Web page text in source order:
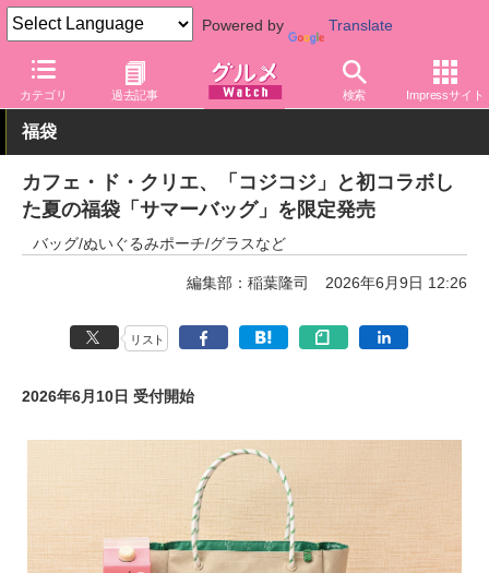
Powered by Translate
カテゴリ 過去記事 検索 Impressサイト
グルメ Watch 店舗 カフェ
福袋
カフェ・ド・クリエ、「コジコジ」と初コラボし
た夏の福袋「サマーバッグ」を限定発売
バッグ/ぬいぐるみポーチ/グラスなど
編集部：稲葉隆司 2026年6月9日 12:26
リスト
2026年6月10日 受付開始